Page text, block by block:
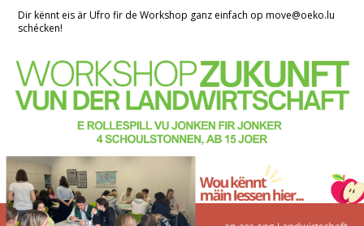
Dir kënnt eis är Ufro fir de Workshop ganz einfach op move@oeko.lu
schécken!